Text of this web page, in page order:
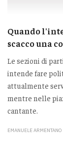
Quando
scacco una
Le sezioni di
intende fare
attualmente
mentre nelle
cantante.
EMANUELE ARMENTANO